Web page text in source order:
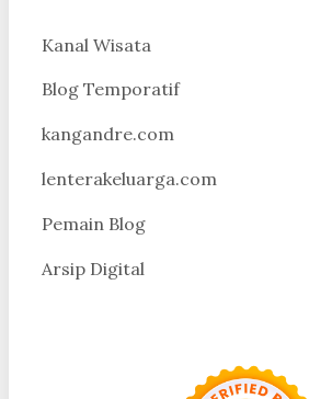
Kanal Wisata
Blog Temporatif
kangandre.com
lenterakeluarga.com
Pemain Blog
Arsip Digital